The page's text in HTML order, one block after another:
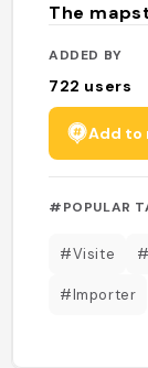
The
ADDED BY
722 users
Add to
#POPULAR
#Visite
#Importer